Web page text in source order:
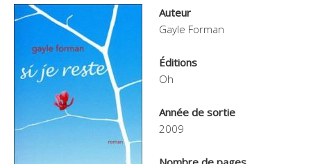
Auteur
Gayle Forman
Éditions
Oh
Année de sortie
2009